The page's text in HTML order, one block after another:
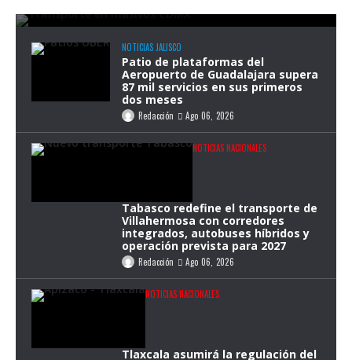
NOTICIAS JALISCO
Patio de plataformas del
Aeropuerto de Guadalajara supera
87 mil servicios en sus primeros
dos meses
Redacción Ago 06, 2026
NOTICIAS NACIONALES
Tabasco redefine el transporte de
Villahermosa con corredores
integrados, autobuses híbridos y
operación prevista para 2027
Redacción Ago 06, 2026
NOTICIAS NACIONALES
Tlaxcala asumirá la regulación del